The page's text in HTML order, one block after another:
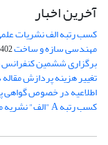
آخرین اخبار
کسب رتبه الف نشریات
مهندسی سازه و ساخت06-17
برگزاری ششمین کنفرانس
تغییر هزینه پردازش
اطلاعیه در خصوص گواهی
کسب رتبه A "الف" نشریه مهندسی سازه و ساخت